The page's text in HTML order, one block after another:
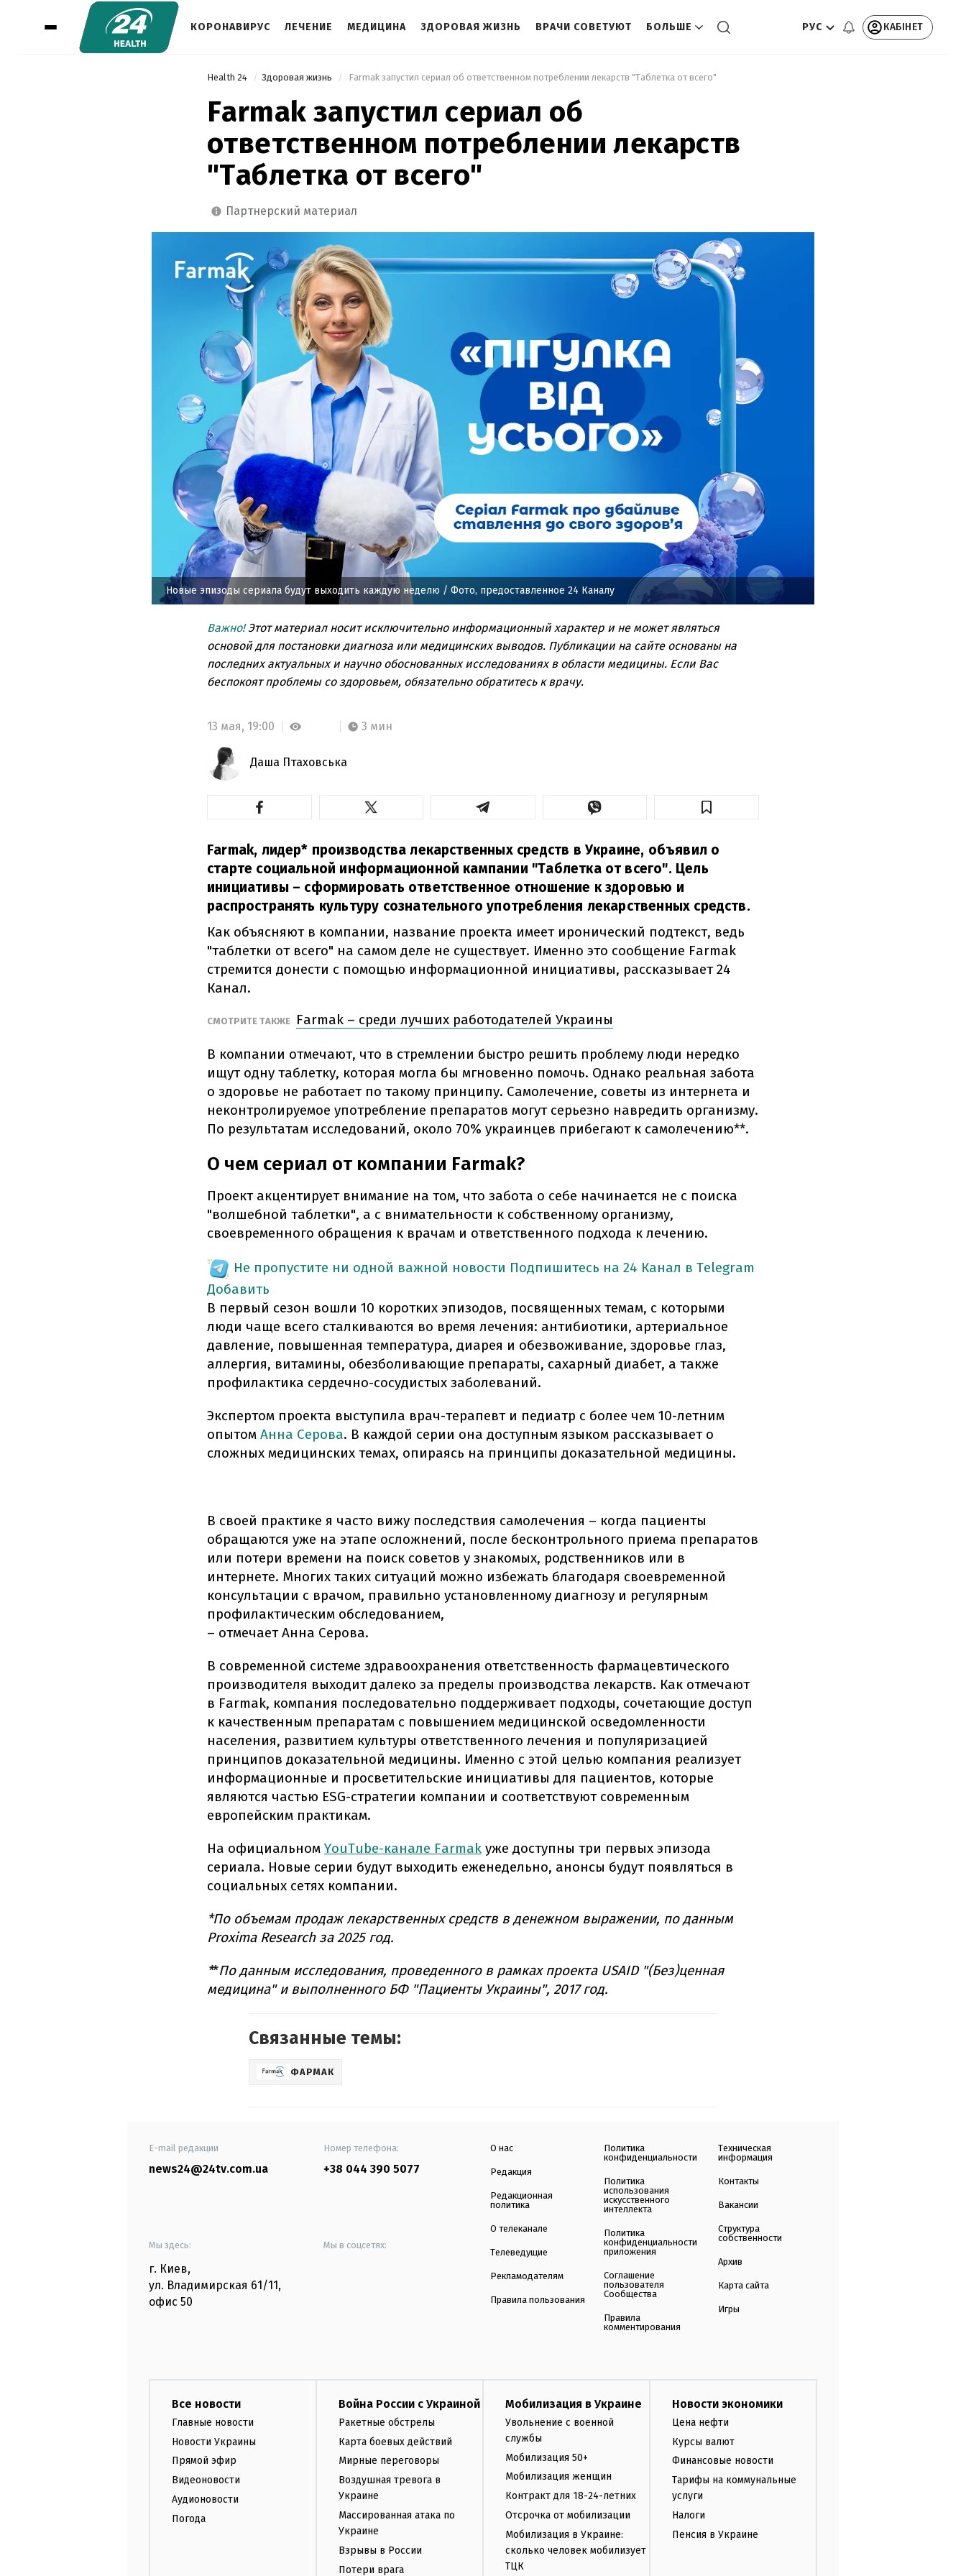
КОРОНАВИРУС ЛЕЧЕНИЕ МЕДИЦИНА ЗДОРОВАЯ ЖИЗНЬ ВРАЧИ СОВЕТУЮТ БОЛЬШЕ РУС КАБІНЕТ
Health 24 Здоровая жизнь Farmak запустил сериал об ответственном потреблении лекарств "Таблетка от всего"
Farmak запустил сериал об
ответственном потреблении лекарств
"Таблетка от всего"
партнерский материал
Новые эпизоды сериала будут выходить каждую неделю / Фото, предоставленное 24 Каналу
Важно!Этот материал носит исключительно информационный характер и не может являться
основой для постановки диагноза или медицинских выводов. Публикации на сайте основаны на
последних актуальных и научно обоснованных исследованиях в области медицины. Если Вас
беспокоят проблемы со здоровьем, обязательно обратитесь к врачу.
13 мая, 19:00 3 мин
Даша Птаховська
Farmak, лидер* производства лекарственных средств в Украине, объявил о
старте социальной информационной кампании "Таблетка от всего". Цель
инициативы – сформировать ответственное отношение к здоровью и
распространять культуру сознательного употребления лекарственных средств.
Как объясняют в компании, название проекта имеет иронический подтекст, ведь
"таблетки от всего" на самом деле не существует. Именно это сообщение Farmak
стремится донести с помощью информационной инициативы, рассказывает 24
Канал.
СМОТРИТЕ ТАКЖЕ Farmak – среди лучших работодателей Украины
В компании отмечают, что в стремлении быстро решить проблему люди нередко
ищут одну таблетку, которая могла бы мгновенно помочь. Однако реальная забота
о здоровье не работает по такому принципу. Самолечение, советы из интернета и
неконтролируемое употребление препаратов могут серьезно навредить организму.
По результатам исследований, около 70% украинцев прибегают к самолечению**.
О чем сериал от компании Farmak?
Проект акцентирует внимание на том, что забота о себе начинается не с поиска
"волшебной таблетки", а с внимательности к собственному организму,
своевременного обращения к врачам и ответственного подхода к лечению.
Не пропустите ни одной важной новости Подпишитесь на 24 Канал в Telegram
Добавить
В первый сезон вошли 10 коротких эпизодов, посвященных темам, с которыми
люди чаще всего сталкиваются во время лечения: антибиотики, артериальное
давление, повышенная температура, диарея и обезвоживание, здоровье глаз,
аллергия, витамины, обезболивающие препараты, сахарный диабет, а также
профилактика сердечно-сосудистых заболеваний.
Экспертом проекта выступила врач-терапевт и педиатр с более чем 10-летним
опытом Анна Серова. В каждой серии она доступным языком рассказывает о
сложных медицинских темах, опираясь на принципы доказательной медицины.
В своей практике я часто вижу последствия самолечения – когда пациенты
обращаются уже на этапе осложнений, после бесконтрольного приема препаратов
или потери времени на поиск советов у знакомых, родственников или в
интернете. Многих таких ситуаций можно избежать благодаря своевременной
консультации с врачом, правильно установленному диагнозу и регулярным
профилактическим обследованием,
– отмечает Анна Серова.
В современной системе здравоохранения ответственность фармацевтического
производителя выходит далеко за пределы производства лекарств. Как отмечают
в Farmak, компания последовательно поддерживает подходы, сочетающие доступ
к качественным препаратам с повышением медицинской осведомленности
населения, развитием культуры ответственного лечения и популяризацией
принципов доказательной медицины. Именно с этой целью компания реализует
информационные и просветительские инициативы для пациентов, которые
являются частью ESG-стратегии компании и соответствуют современным
европейским практикам.
На официальном YouTube-канале Farmak уже доступны три первых эпизода
сериала. Новые серии будут выходить еженедельно, анонсы будут появляться в
социальных сетях компании.
*По объемам продаж лекарственных средств в денежном выражении, по данным
Proxima Research за 2025 год.
**По данным исследования, проведенного в рамках проекта USAID "(Без)ценная
медицина" и выполненного БФ "Пациенты Украины", 2017 год.
Связанные темы:
ФАРМАК
E-mail редакции
news24@24tv.com.ua
Номер телефона:
+38 044 390 5077
Мы здесь:
г. Киев,
ул. Владимирская 61/11,
офис 50
Мы в соцсетях:
О нас
Редакция
Редакционная
политика
О телеканале
Телеведущие
Рекламодателям
Правила пользования
Политика
конфиденциальности
Политика
использования
искусственного
интеллекта
Политика
конфиденциальности
приложения
Соглашение
пользователя
Сообщества
Правила
комментирования
Техническая
информация
Контакты
Вакансии
Структура
собственности
Архив
Карта сайта
Игры
Все новости
Главные новости
Новости Украины
Прямой эфир
Видеоновости
Аудионовости
Погода
Война России с Украиной
Ракетные обстрелы
Карта боевых действий
Мирные переговоры
Воздушная тревога в
Украине
Массированная атака по
Украине
Взрывы в России
Потери врага
Мобилизация в Украине
Увольнение с военной
службы
Мобилизация 50+
Мобилизация женщин
Контракт для 18-24-летних
Отсрочка от мобилизации
Мобилизация в Украине:
сколько человек мобилизует
ТЦК
Новости экономики
Цена нефти
Курсы валют
Финансовые новости
Тарифы на коммунальные
услуги
Налоги
Пенсия в Украине